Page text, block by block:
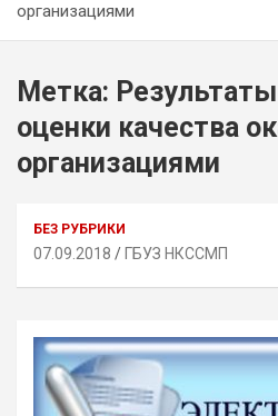
организациями
Метка:
оценки качества
организациями
БЕЗ РУБРИКИ
07.09.2018 ГБУЗ НКССМП